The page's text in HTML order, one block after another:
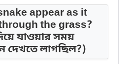
appear as it
the grass?
যাওয়ার সময়
দেখতে লাগছিল?)